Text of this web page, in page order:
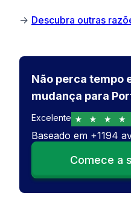
-> Descubra outras
Não perca tempo
mudança para
Excelente
Baseado em +1194
Comece a